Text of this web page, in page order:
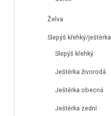
Želva
Slepýš křehký/ještěrka
Slepýš křehký
Ještěrka živorodá
Ještěrka obecná
Ještěrka zední